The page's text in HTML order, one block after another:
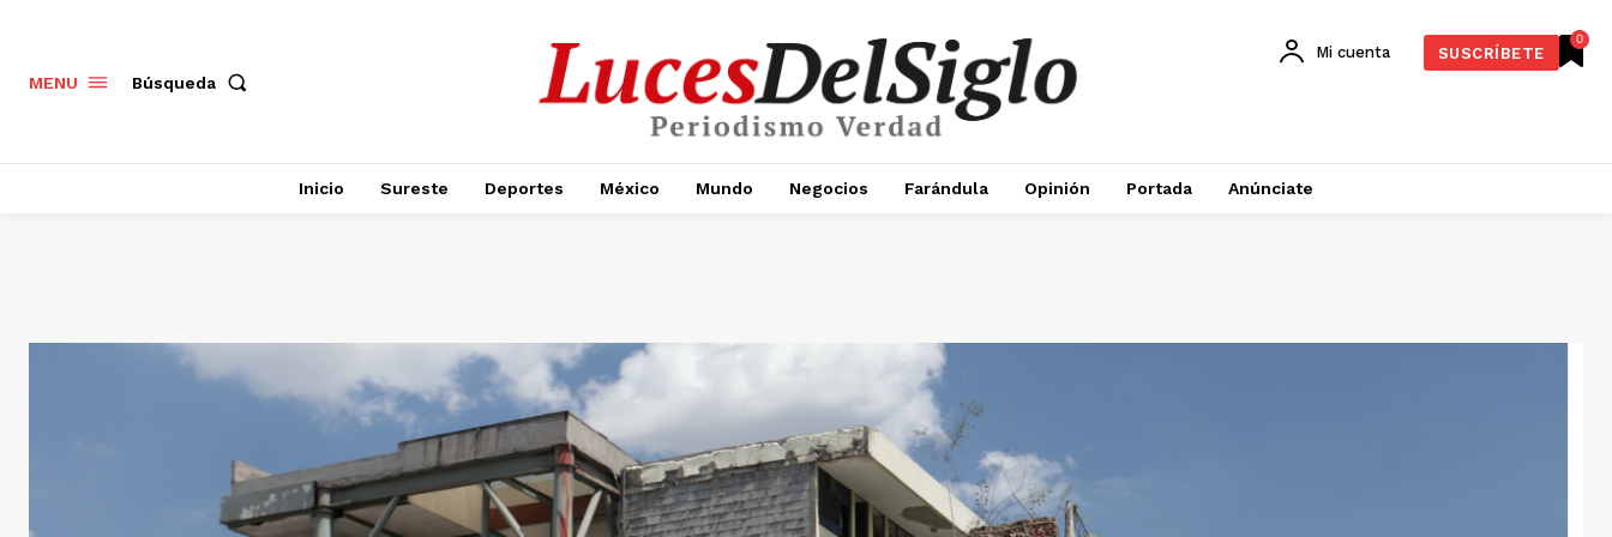
MENU Búsqueda
0
Mi cuenta SUSCRÍBETE
Inicio Sureste Deportes México Mundo Negocios Farándula Opinión Portada Anúnciate